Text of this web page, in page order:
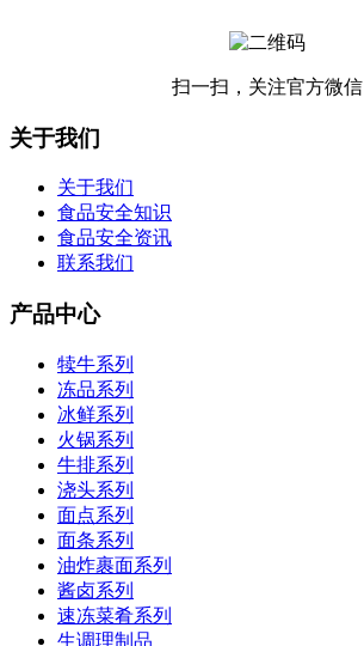
扫一扫，关注官方微信
关于我们
关于我们
食品安全知识
食品安全资讯
联系我们
产品中心
犊牛系列
冻品系列
冰鲜系列
火锅系列
牛排系列
浇头系列
面点系列
面条系列
油炸裹面系列
酱卤系列
速冻菜肴系列
生调理制品